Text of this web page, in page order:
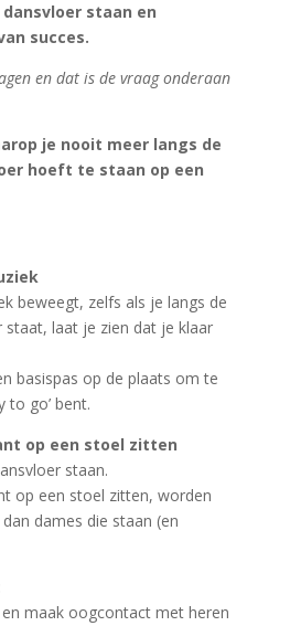
dansvloer staan en
succes.
en dat is de vraag onderaan
je nooit meer langs de
hoeft te staan op een
beweegt, zelfs als je langs de
staat, laat je zien dat je klaar
basispas op de plaats om te
to go’ bent.
op een stoel zitten
staan.
op een stoel zitten, worden
dames die staan (en
maak oogcontact met heren